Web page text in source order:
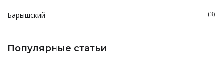
Барышский (3)
Популярные статьи